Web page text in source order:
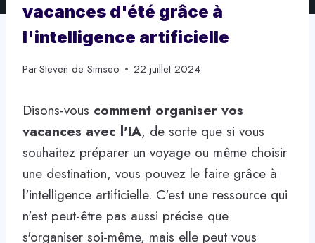
vacances d'été grâce à
l'intelligence artificielle
ParSteven de Simseo 22 juillet 2024
Disons-vous comment organiser vos
vacances avec l'IA, de sorte que si vous
souhaitez préparer un voyage ou même choisir
une destination, vous pouvez le faire grâce à
l'intelligence artificielle. C'est une ressource qui
n'est peut-être pas aussi précise que
s'organiser soi-même, mais elle peut vous